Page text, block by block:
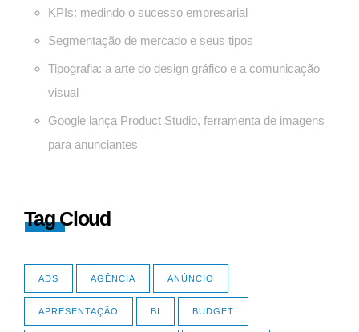
KPIs: medindo o sucesso empresarial
Segmentação de mercado e seus tipos
Tipografia: a arte do design gráfico e a comunicação
visual
Google lança Product Studio, ferramenta de imagens
para anunciantes
Tag Cloud
ADS AGÊNCIA ANÚNCIO
APRESENTAÇÃO BI BUDGET